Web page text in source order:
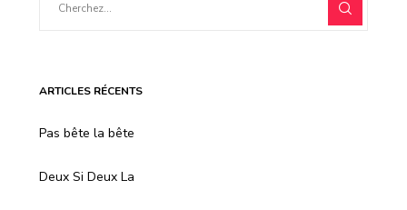
ARTICLES RÉCENTS
Pas bête la bête
Deux Si Deux La